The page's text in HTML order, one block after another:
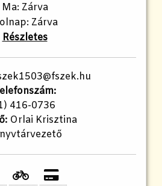
Ma: Zárva
Zárva
Részletes
416-0736
Orlai Krisztina